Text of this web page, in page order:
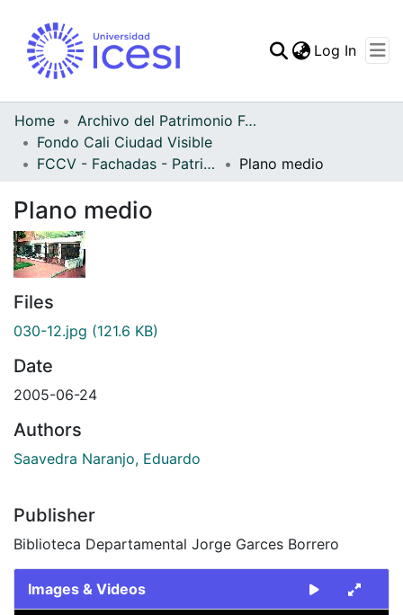
Log In
Home
Archivo del Patrimonio Fotográfico y Fílmico del Valle del Cauca
Fondo Cali Ciudad Visible
FCCV - Fachadas - Patrimonial
Plano medio
Plano medio
Files
030-12.jpg (121.6 KB)
Date
2005-06-24
Authors
Saavedra Naranjo, Eduardo
Publisher
Biblioteca Departamental Jorge Garces Borrero
Images & Videos